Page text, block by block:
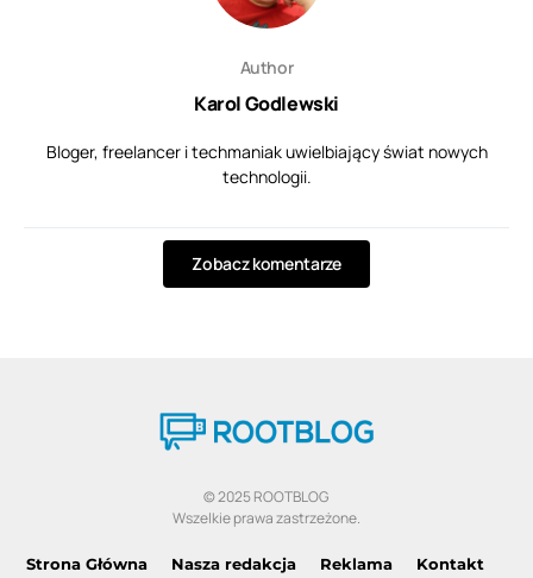
Author
Karol Godlewski
Bloger, freelancer i techmaniak uwielbiający świat nowych
technologii.
Zobacz komentarze
© 2025 ROOTBLOG
Wszelkie prawa zastrzeżone.
Strona Główna Nasza redakcja Reklama Kontakt